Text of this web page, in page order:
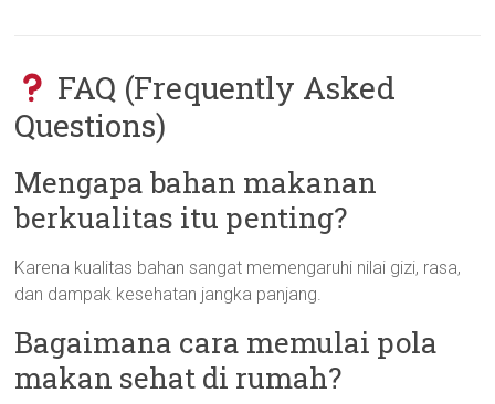
FAQ (Frequently Asked
Questions)
Mengapa bahan makanan
berkualitas itu penting?
Karena kualitas bahan sangat memengaruhi nilai gizi, rasa,
dan dampak kesehatan jangka panjang.
Bagaimana cara memulai pola
makan sehat di rumah?